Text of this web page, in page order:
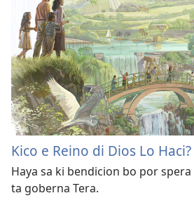
Kico e Reino di Dios Lo Haci?
Haya sa ki bendicion bo por
ta goberna Tera.